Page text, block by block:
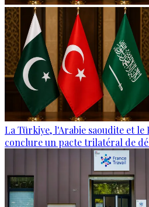
La Türkiye, l'Arabie saoudite et le
conclure un pacte trilatéral de